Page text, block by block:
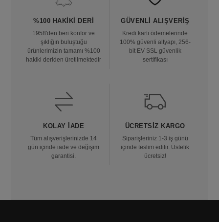
%100 HAKIKI DERI
1958'den beri konfor ve
şıklığın buluştuğu
ürünlerimizin tamamı %100
hakiki deriden üretilmektedir
GÜVENLI ALIŞVERIŞ
Kredi kartı ödemelerinde
100% güvenli altyapı, 256-
bit EV SSL güvenlik
sertifikası
KOLAY İADE
Tüm alışverişlerinizde 14
gün içinde iade ve değişim
garantisi.
ÜCRETSIZ KARGO
Siparişleriniz 1-3 iş günü
içinde teslim edilir. Üstelik
ücretsiz!